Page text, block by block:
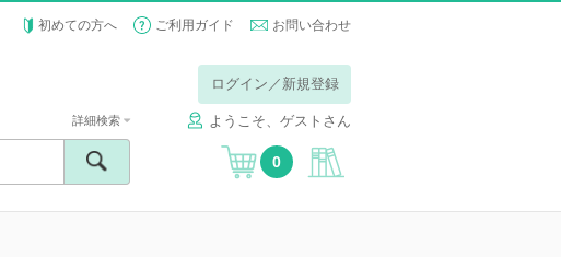
初めての方へ ご利用ガイド お問い合わせ
ログイン／新規登録
ようこそ、ゲストさん
詳細検索
0